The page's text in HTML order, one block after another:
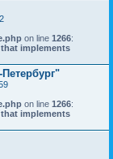
on line 1266:
implements
on line 1266:
implements